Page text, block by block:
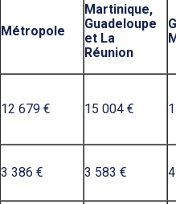
Métropole
Martinique,
Guadeloupe
et La
Réunion
12 679 € 15 004 €
3 386 € 3 583 €